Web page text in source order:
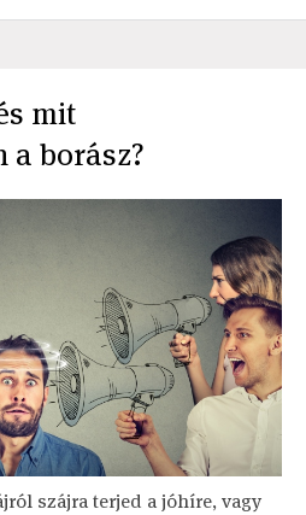
mit
borász?
szájra terjed a jóhíre, vagy